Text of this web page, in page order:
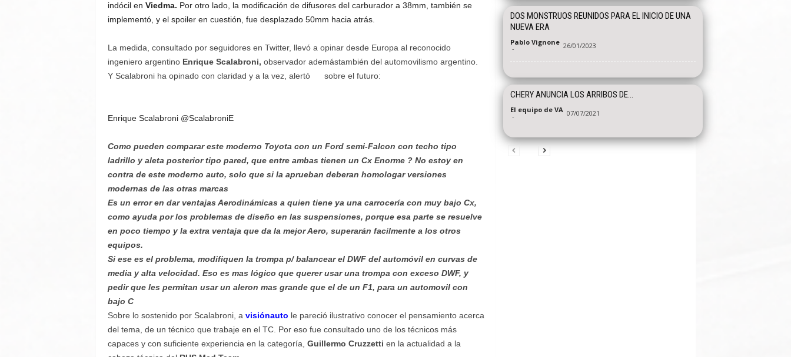
indócil en Viedma. Por otro lado, la modificación de difusores del carburador a 38mm, también se
implementó, y el spoiler en cuestión, fue desplazado 50mm hacia atrás.
La medida, consultado por seguidores en Twitter, llevó a opinar desde Europa al reconocido
ingeniero argentino Enrique Scalabroni, observador ademástambién del automovilismo argentino.
Y Scalabroni ha opinado con claridad y a la vez, alertó sobre el futuro:
Enrique Scalabroni @ScalabroniE
Como pueden comparar este moderno Toyota con un Ford semi-Falcon con techo tipo
ladrillo y aleta posterior tipo pared, que entre ambas tienen un Cx Enorme ? No estoy en
contra de este moderno auto, solo que si la aprueban deberan homologar versiones
modernas de las otras marcas
Es un error en dar ventajas Aerodinámicas a quien tiene ya una carrocería con muy bajo Cx,
como ayuda por los problemas de diseño en las suspensiones, porque esa parte se resuelve
en poco tiempo y la extra ventaja que da la mejor Aero, superarán facilmente a los otros
equipos.
Si ese es el problema, modifiquen la trompa p/ balancear el DWF del automóvil en curvas de
media y alta velocidad. Eso es mas lógico que querer usar una trompa con exceso DWF, y
pedir que les permitan usar un aleron mas grande que el de un F1, para un automovil con
bajo C
Sobre lo sostenido por Scalabroni, a visiónauto le pareció ilustrativo conocer el pensamiento acerca
del tema, de un técnico que trabaje en el TC. Por eso fue consultado uno de los técnicos más
capaces y con suficiente experiencia en la categoría, Guillermo Cruzzetti en la actualidad a la
DOS MONSTRUOS REUNIDOS PARA EL INICIO DE UNA
NUEVA ERA
Pablo Vignone
- 26/01/2023
CHERY ANUNCIA LOS ARRIBOS DE…
El equipo de VA
- 07/07/2021